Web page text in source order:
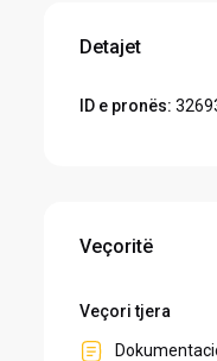
Detajet
ID e pronës:
Veçoritë
Veçori tjera